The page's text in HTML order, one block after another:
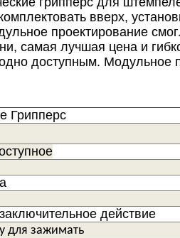
вверх,
проектирование
самая лучшая цена и
доступным. Модульное
Грипперс
действие
для зажимать